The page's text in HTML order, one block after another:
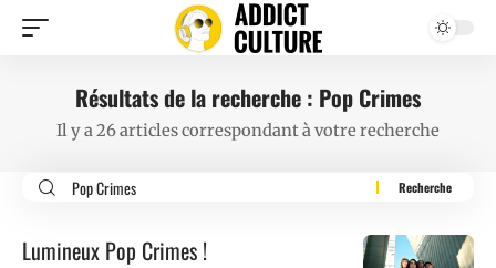
Résultats de la recherche : Pop Crimes
Il y a 26 articles correspondant à votre recherche
Lumineux Pop Crimes !